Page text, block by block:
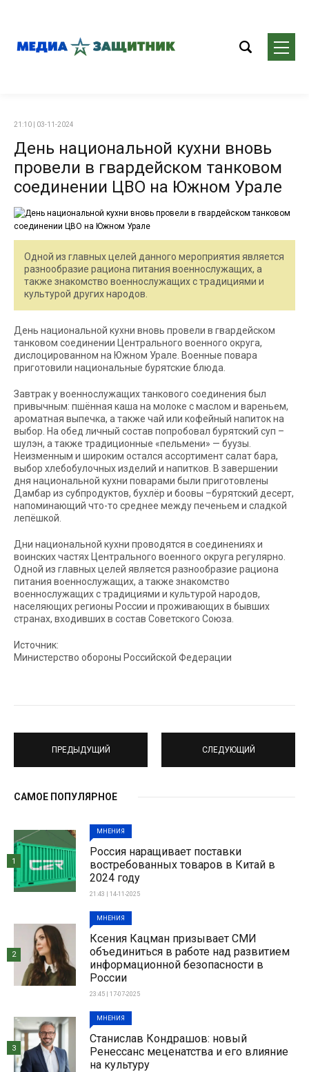
21:10 | 03-11-2024
День национальной кухни вновь
провели в гвардейском танковом
соединении ЦВО на Южном Урале
Одной из главных целей данного мероприятия является
разнообразие рациона питания военнослужащих, а
также знакомство военнослужащих с традициями и
культурой других народов.
День национальной кухни вновь провели в гвардейском
танковом соединении Центрального военного округа,
дислоцированном на Южном Урале. Военные повара
приготовили национальные бурятские блюда.
Завтрак у военнослужащих танкового соединения был
привычным: пшённая каша на молоке с маслом и вареньем,
ароматная выпечка, а также чай или кофейный напиток на
выбор. На обед личный состав попробовал бурятский суп –
шулэн, а также традиционные «пельмени» — буузы.
Неизменным и широким остался ассортимент салат бара,
выбор хлебобулочных изделий и напитков. В завершении
дня национальной кухни поварами были приготовлены
Дамбар из субпродуктов, бухлёр и боовы –бурятский десерт,
напоминающий что-то среднее между печеньем и сладкой
лепёшкой.
Дни национальной кухни проводятся в соединениях и
воинских частях Центрального военного округа регулярно.
Одной из главных целей является разнообразие рациона
питания военнослужащих, а также знакомство
военнослужащих с традициями и культурой народов,
населяющих регионы России и проживающих в бывших
странах, входивших в состав Советского Союза.
Источник:
Министерство обороны Российской Федерации
ПРЕДЫДУЩИЙ СЛЕДУЮЩИЙ
САМОЕ ПОПУЛЯРНОЕ
МНЕНИЯ
Россия наращивает поставки
востребованных товаров в Китай в
2024 году
21:43 | 14-11-2025
1
МНЕНИЯ
Ксения Кацман призывает СМИ
объединиться в работе над развитием
информационной безопасности в
России
23:45 | 17-07-2025
2
МНЕНИЯ
Станислав Кондрашов: новый
Ренессанс меценатства и его влияние
на культуру
3